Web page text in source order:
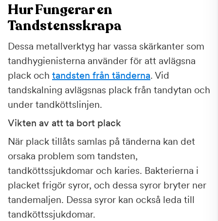
Hur Fungerar en
Tandstensskrapa
Dessa metallverktyg har vassa skärkanter som
tandhygienisterna använder för att avlägsna
plack och tandsten från tänderna. Vid
tandskalning avlägsnas plack från tandytan och
under tandköttslinjen.
Vikten av att ta bort plack
När plack tillåts samlas på tänderna kan det
orsaka problem som tandsten,
tandköttssjukdomar och karies. Bakterierna i
placket frigör syror, och dessa syror bryter ner
tandemaljen. Dessa syror kan också leda till
tandköttssjukdomar.